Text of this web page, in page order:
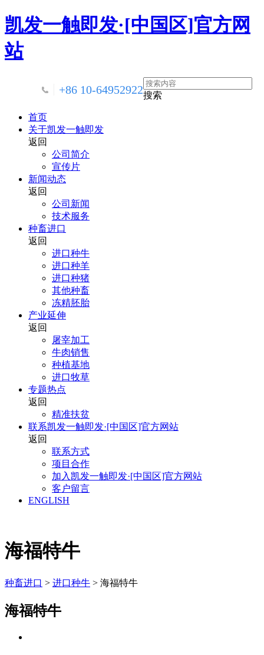
凯发一触即发·[中国区]官方网
站
+86 10-64952922搜索
首页
关于凯发一触即发
返回
公司简介
宣传片
新闻动态
返回
公司新闻
技术服务
种畜进口
返回
进口种牛
进口种羊
进口种猪
其他种畜
冻精胚胎
产业延伸
返回
屠宰加工
牛肉销售
种植基地
进口牧草
专题热点
返回
精准扶贫
联系凯发一触即发·[中国区]官方网站
返回
联系方式
项目合作
加入凯发一触即发·[中国区]官方网站
客户留言
ENGLISH
海福特牛
种畜进口 > 进口种牛 > 海福特牛
海福特牛